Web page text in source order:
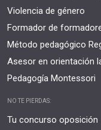
Violencia de género
Formador de
Método pedagógico
Asesor en orientación
Pedagogía Montessori
NO TE PIERDAS:
Tu concurso oposición